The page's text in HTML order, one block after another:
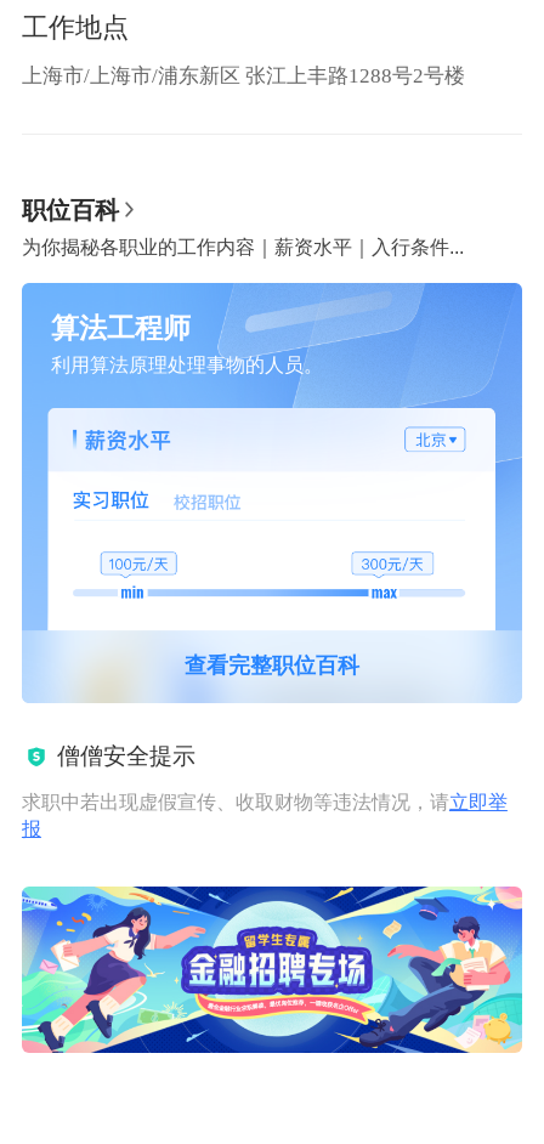
工作地点
上海市/上海市/浦东新区 张江上丰路1288号2号楼
职位百科
为你揭秘各职业的工作内容｜薪资水平｜入行条件...
算法工程师
利用算法原理处理事物的人员。
查看完整职位百科
僧僧安全提示
求职中若出现虚假宣传、收取财物等违法情况，请立即举
报